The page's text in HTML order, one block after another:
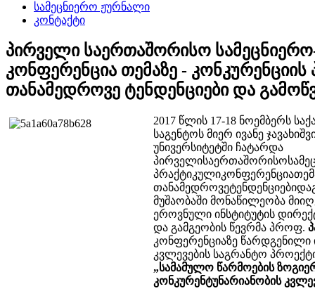
სამეცნიერო ჟურნალი
კონტაქტი
პირველი საერთაშორისო
კონფერენცია თემაზე -
თანამედროვე ტენდენციები და
2017 წლის 17-18 ნოემბერს
საგენტოს მიერ ივანე
უნივერსიტეტში ჩატარდა
მუშაობაში მონაწილეობა
ეროვნული ინსტიტუტის
და გამგეობის წევრმა პროფ.
კონფერენციაზე
კვლევების საგრანტო
„სამამულო წარმოების
კონკურენტუნარიანობის